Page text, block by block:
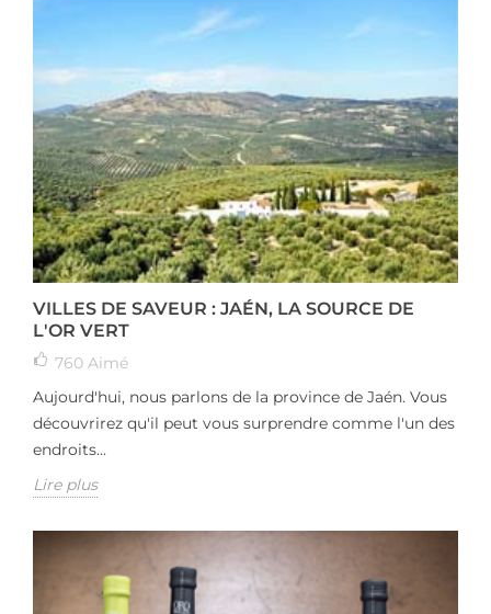
VILLES DE SAVEUR : JAÉN, LA SOURCE DE
L'OR VERT
760 Aimé
Aujourd'hui, nous parlons de la province de Jaén. Vous
découvrirez qu'il peut vous surprendre comme l'un des
endroits...
Lire plus